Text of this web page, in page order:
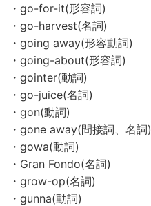
・go-for-it(形容詞)
・go-harvest(名詞)
・going away(形容動詞)
・going-about(形容詞)
・gointer(動詞)
・go-juice(名詞)
・gon(動詞)
・gone away(間接詞、名詞)
・gowa(動詞)
・Gran Fondo(名詞)
・grow-op(名詞)
・gunna(動詞)